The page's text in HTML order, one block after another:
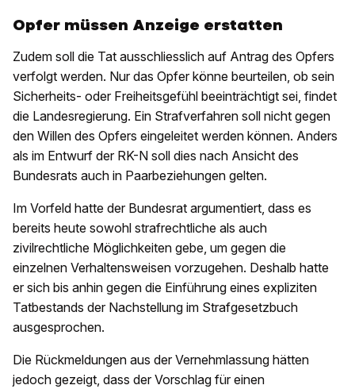
Opfer müssen Anzeige erstatten
Zudem soll die Tat ausschliesslich auf Antrag des Opfers
verfolgt werden. Nur das Opfer könne beurteilen, ob sein
Sicherheits- oder Freiheitsgefühl beeinträchtigt sei, findet
die Landesregierung. Ein Strafverfahren soll nicht gegen
den Willen des Opfers eingeleitet werden können. Anders
als im Entwurf der RK-N soll dies nach Ansicht des
Bundesrats auch in Paarbeziehungen gelten.
Im Vorfeld hatte der Bundesrat argumentiert, dass es
bereits heute sowohl strafrechtliche als auch
zivilrechtliche Möglichkeiten gebe, um gegen die
einzelnen Verhaltensweisen vorzugehen. Deshalb hatte
er sich bis anhin gegen die Einführung eines expliziten
Tatbestands der Nachstellung im Strafgesetzbuch
ausgesprochen.
Die Rückmeldungen aus der Vernehmlassung hätten
jedoch gezeigt, dass der Vorschlag für einen